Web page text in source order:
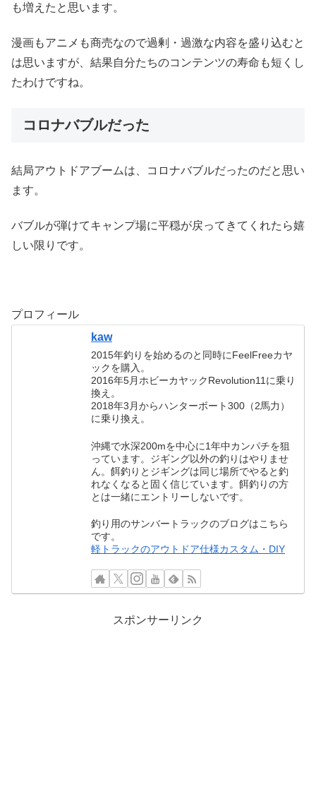
も増えたと思います。
漫画もアニメも商売なので過剰・過激な内容を盛り込むと
は思いますが、結果自分たちのコンテンツの寿命も短くし
たわけですね。
コロナバブルだった
結局アウトドアブームは、コロナバブルだったのだと思い
ます。
バブルが弾けてキャンプ場に平穏が戻ってきてくれたら嬉
しい限りです。
プロフィール
kaw
2015年釣りを始めるのと同時にFeelFreeカヤ
ックを購入。
2016年5月ホビーカヤックRevolution11に乗り
換え。
2018年3月からハンターボート300（2馬力）
に乗り換え。
沖縄で水深200mを中心に1年中カンパチを狙
っています。ジギング以外の釣りはやりませ
ん。餌釣りとジギングは同じ場所でやると釣
れなくなると固く信じています。餌釣りの方
とは一緒にエントリーしないです。
釣り用のサンバートラックのブログはこちら
です。
軽トラックのアウトドア仕様カスタム・DIY
スポンサーリンク